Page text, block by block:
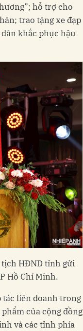
hỗ trợ cho
trao tặng xe đạp
khắc phục hậu
tịch HĐND tỉnh gửi
Hồ Chí Minh.
tác liên doanh trong
của cộng đồng
và các tỉnh phía